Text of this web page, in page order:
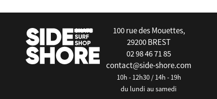
100 rue des Mouettes,
29200 BREST
02 98 46 71 85
contact@side-shore.com
10h - 12h30 / 14h - 19h
du lundi au samedi